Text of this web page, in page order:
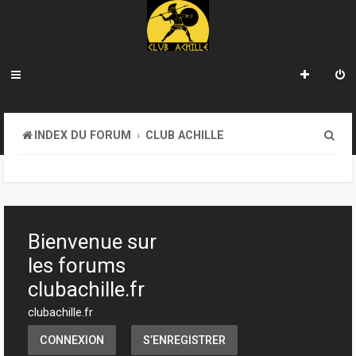
INDEX DU FORUM CLUB ACHILLE
h
Bienvenue sur
les forums
clubachille.fr
clubachille.fr
CONNEXION S’ENREGISTRER